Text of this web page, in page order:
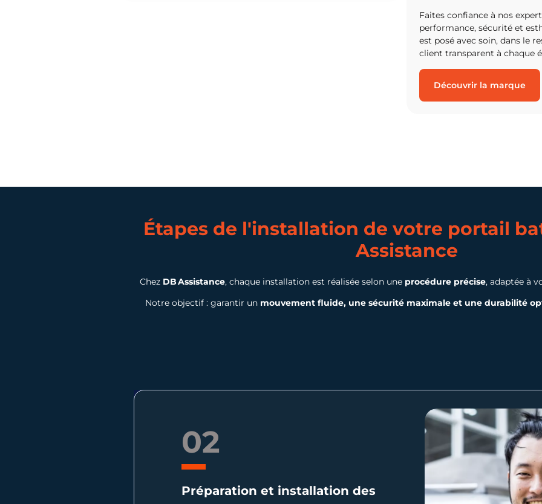
Faites confiance à nos
performance, sécurité et
est posé avec soin, dans le
client transparent à chaque
Découvrir la marque
Étapes de l'installation de votre portail
Assistance
Chez DB Assistance, chaque installation est réalisée selon une procédure précise, adaptée à
Notre objectif : garantir un mouvement fluide, une sécurité maximale et une durabilité
02
Préparation et installation des